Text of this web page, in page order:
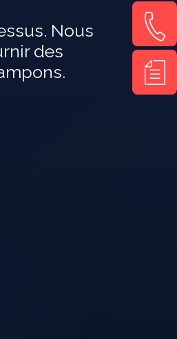
Nous
des
Nous